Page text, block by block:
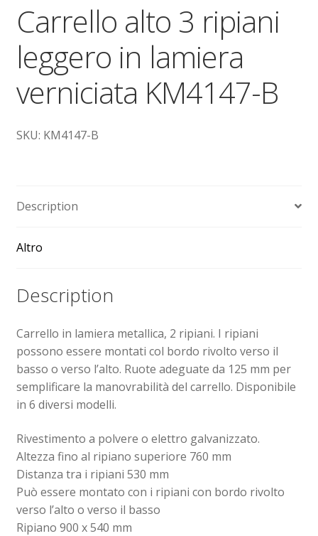
Pagamenti
Pagamento
Transpallet
Carrello alto 3 ripiani
leggero in lamiera
verniciata KM4147-B
SKU: KM4147-B
Description
Altro
Description
Carrello in lamiera metallica, 2 ripiani. I ripiani
possono essere montati col bordo rivolto verso il
basso o verso l’alto. Ruote adeguate da 125 mm per
semplificare la manovrabilità del carrello. Disponibile
in 6 diversi modelli.
Rivestimento a polvere o elettro galvanizzato.
Altezza fino al ripiano superiore 760 mm
Distanza tra i ripiani 530 mm
Può essere montato con i ripiani con bordo rivolto
verso l’alto o verso il basso
Ripiano 900 x 540 mm